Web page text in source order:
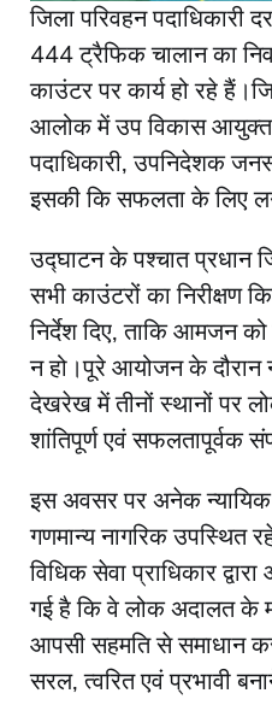
जिला परिवहन पदाधिकारी
444 ट्रैफिक चालान का
काउंटर पर कार्य हो रहे
आलोक में उप विकास आयुक्त,
पदाधिकारी, उपनिदेशक
इसकी कि सफलता के लिए
उद्घाटन के पश्चात प्रधान
सभी काउंटरों का निरीक्षण
निर्देश दिए, ताकि आमजन
न हो।पूरे आयोजन के दौरान
देखरेख में तीनों स्थानों पर
शांतिपूर्ण एवं सफलतापूर्वक
इस अवसर पर अनेक न्यायिक
गणमान्य नागरिक उपस्थित
विधिक सेवा प्राधिकार
गई है कि वे लोक अदालत के
आपसी सहमति से समाधान
सरल, त्वरित एवं प्रभावी